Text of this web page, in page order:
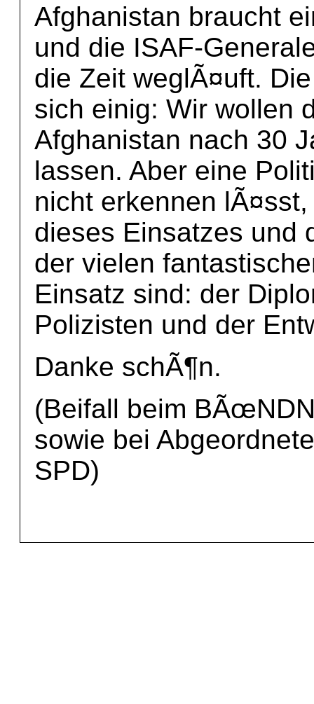
Afghanistan braucht
und die ISAF-
die Zeit weglÃ¤uft.
sich einig: Wir wollen
Afghanistan nach 30
lassen. Aber eine
nicht erkennen
dieses Einsatzes und
der vielen
Einsatz sind: der
Polizisten und der
Danke schÃ¶n.
(Beifall beim
sowie bei
SPD)